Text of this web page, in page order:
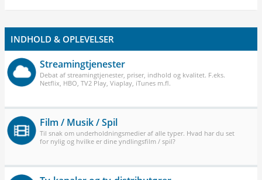
INDHOLD & OPLEVELSER
Streamingtjenester
Debat af streamingtjenester, priser, indhold og kvalitet. F.eks.
Netflix, HBO, TV2 Play, Viaplay, iTunes m.fl.
Film / Musik / Spil
Til snak om underholdningsmedier af alle typer. Hvad har du set
for nylig og hvilke er dine yndlingsfilm / spil?